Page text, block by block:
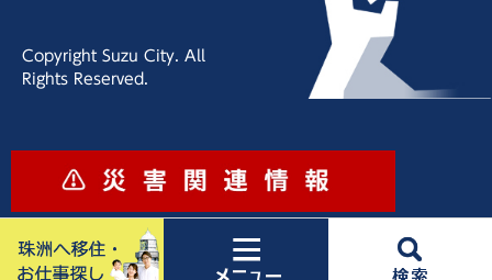
Copyright Suzu City. All
Rights Reserved.